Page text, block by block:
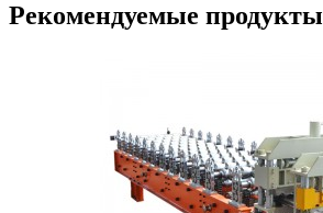
Рекомендуемые продукты